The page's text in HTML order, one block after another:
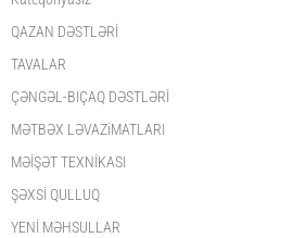
QAZAN DƏSTLƏRİ
TAVALAR
ÇƏNGƏL-BIÇAQ DƏSTLƏRİ
MƏTBƏX LƏVAZiMATLARI
MƏİŞƏT TEXNİKASI
ŞƏXSİ QULLUQ
YENİ MƏHSULLAR